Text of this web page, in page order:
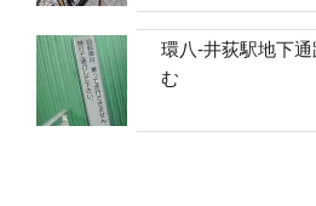
環八-井荻駅地下
む